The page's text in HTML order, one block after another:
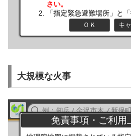
大規模な火事